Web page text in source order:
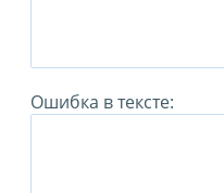
Ошибка в тексте: